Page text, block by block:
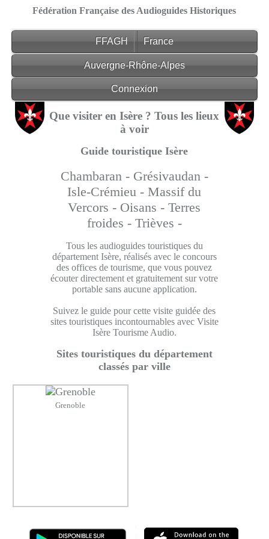
Fédération Française des Audioguides Historiques
FFAGH France
Auvergne-Rhône-Alpes
Connexion
Que visiter en Isère ? Tous les lieux
à voir
Guide touristique Isère
Chambaran - Grésivaudan -
Isle-Crémieu -Massif du
Vercors - Oisans -Terres
froides - Trièves -
Tous les audioguides touristiques du
département Isère, réalisés avec le concours
des offices de tourisme, que vous pouvez
écouter directement et gratuitement sur votre
portable sans aucune application.
Suivez le guide pour cette visite guidée des
sites touristiques incontournables avec Visite
Isère Tourisme Audio.
Sites touristiques du département
classés par ville
Grenoble